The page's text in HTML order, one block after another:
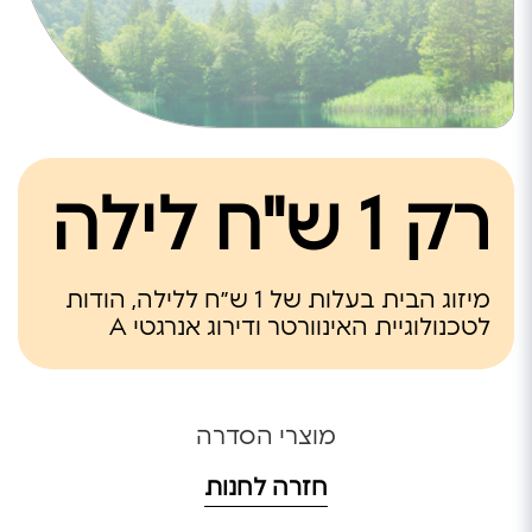
רק 1 ש"ח לילה
מיזוג הבית בעלות של 1 ש״ח ללילה, הודות
לטכנולוגיית האינוורטר ודירוג אנרגטי A
מוצרי הסדרה
חזרה לחנות